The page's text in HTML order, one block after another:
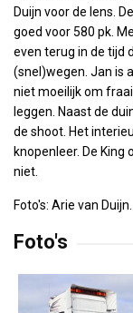
Duijn voor de lens.
goed voor 580 pk.
even terug in de tijd
(snel)wegen. Jan is
niet moeilijk om
leggen. Naast de
de shoot. Het
knopenleer. De
niet.
Foto's: Arie van Duijn.
Foto's